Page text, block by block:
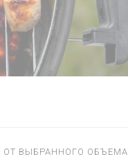
ОТ ВЫБРАННОГО ОБЪЕМА